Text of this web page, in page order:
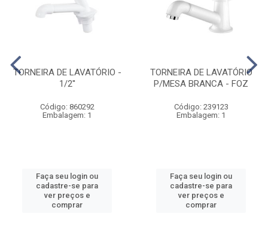
TORNEIRA DE LAVATÓRIO -
1/2''
Código: 860292
Embalagem: 1
Faça seu login ou
cadastre-se para
ver preços e
comprar
TORNEIRA DE LAVATÓRIO
P/MESA BRANCA - FOZ
Código: 239123
Embalagem: 1
Faça seu login ou
cadastre-se para
ver preços e
comprar